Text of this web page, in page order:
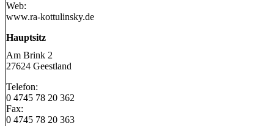
Web:
www.ra-kottulinsky.de
Hauptsitz
Am Brink 2
27624 Geestland
Telefon:
0 4745 78 20 362
Fax:
0 4745 78 20 363